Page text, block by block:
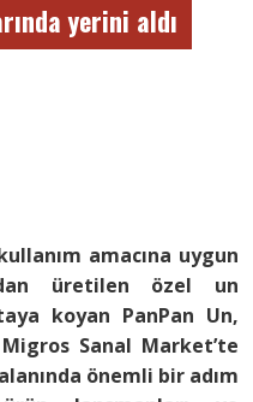
yerini aldı
amacına uygun
üretilen özel un
koyan PanPan Un,
Sanal Market’te
önemli bir adım